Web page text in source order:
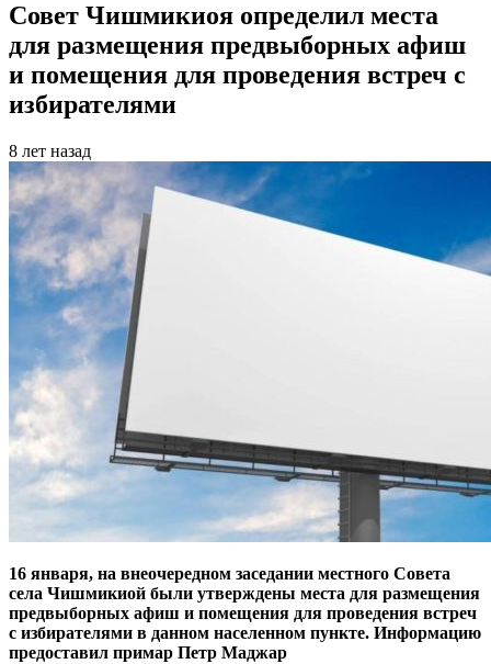
Совет Чишмикиоя определил места
для размещения предвыборных афиш
и помещения для проведения встреч с
избирателями
8 лет назад
16 января, на внеочередном заседании местного Совета
села Чишмикиой были утверждены места для размещения
предвыборных афиш и помещения для проведения встреч
с избирателями в данном населенном пункте. Информацию
предоставил примар Петр Маджар